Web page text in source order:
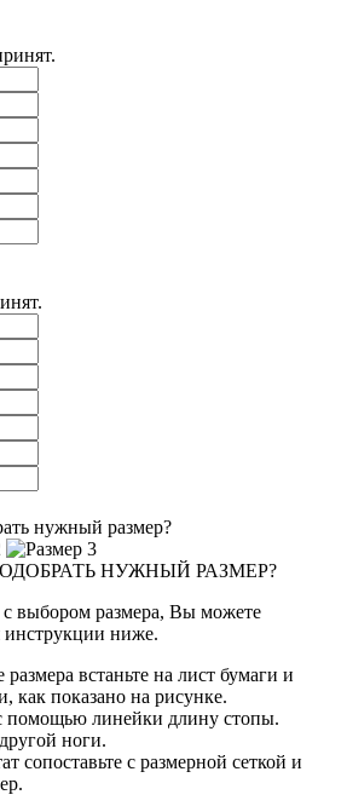
нужный размер?
НУЖНЫЙ РАЗМЕР?
с выбором размера, Вы можете
инструкции ниже.
встаньте на лист бумаги и
как показано на рисунке.
помощью линейки длину стопы.
ноги.
сопоставьте с размерной сеткой и